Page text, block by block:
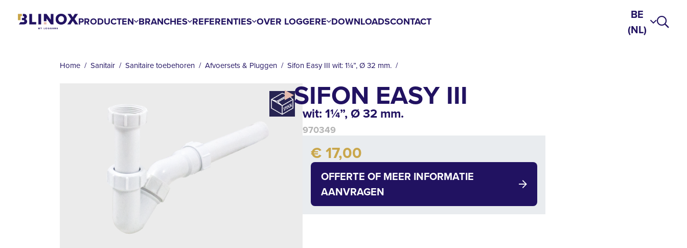
PRODUCTEN BRANCHES REFERENTIES OVER LOGGERE DOWNLOADSCONTACT
BE
(NL)
Home Sanitair Sanitaire toebehoren Afvoersets & Pluggen Sifon Easy III wit: 1¼”, Ø 32 mm.
SIFON EASY III
wit: 1¼”, Ø 32 mm.
970349
Quantity
€ 17,00
OFFERTE OF MEER INFORMATIE
AANVRAGEN